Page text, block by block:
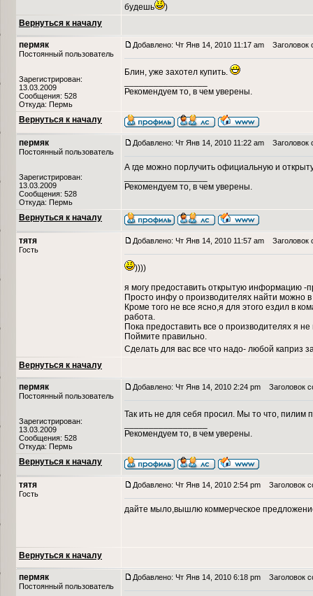
будешь
)
Вернуться к началу
пермяк
Постоянный пользователь
Зарегистрирован:
13.03.2009
Сообщения: 528
Откуда: Пермь
Добавлено: Чт Янв 14, 2010 11:17 am Заголовок
Блин, уже захотел купить.
Рекомендуем то, в чем уверены.
Вернуться к началу
пермяк
Постоянный пользователь
Зарегистрирован:
13.03.2009
Сообщения: 528
Откуда: Пермь
Добавлено: Чт Янв 14, 2010 11:22 am Заголовок
А где можно порлучить официальную и
Рекомендуем то, в чем уверены.
Вернуться к началу
тятя
Гость
Добавлено: Чт Янв 14, 2010 11:57 am Заголовок
))))
я могу предоставить открытую информацию -
Просто инфу о производителях найти можно в
Кроме того не все ясно,я для этого ездил в
работа.
Пока предоставить все о производителях я не
Поймите правильно.
Сделать для вас все что надо- любой каприз
Вернуться к началу
пермяк
Постоянный пользователь
Зарегистрирован:
13.03.2009
Сообщения: 528
Откуда: Пермь
Добавлено: Чт Янв 14, 2010 2:24 pm Заголовок
Так ить не для себя просил. Мы то что,
Рекомендуем то, в чем уверены.
Вернуться к началу
тятя
Гость
Добавлено: Чт Янв 14, 2010 2:54 pm Заголовок
дайте мыло,вышлю коммерческое
Вернуться к началу
пермяк
Постоянный пользователь
Добавлено: Чт Янв 14, 2010 6:18 pm Заголовок